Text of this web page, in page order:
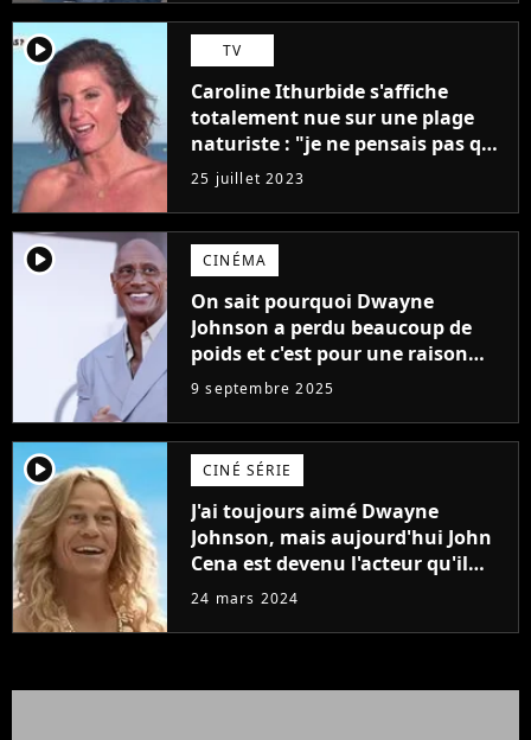
player2 TV
Caroline Ithurbide s'affiche
totalement nue sur une plage
naturiste : "je ne pensais pas que
j'arriverais à le faire..."
25 juillet 2023
player2 CINÉMA
On sait pourquoi Dwayne
Johnson a perdu beaucoup de
poids et c'est pour une raison
importante
9 septembre 2025
player2 CINÉ SÉRIE
J'ai toujours aimé Dwayne
Johnson, mais aujourd'hui John
Cena est devenu l'acteur qu'il
rêvait d'être (et Ricky Stanicky le
24 mars 2024